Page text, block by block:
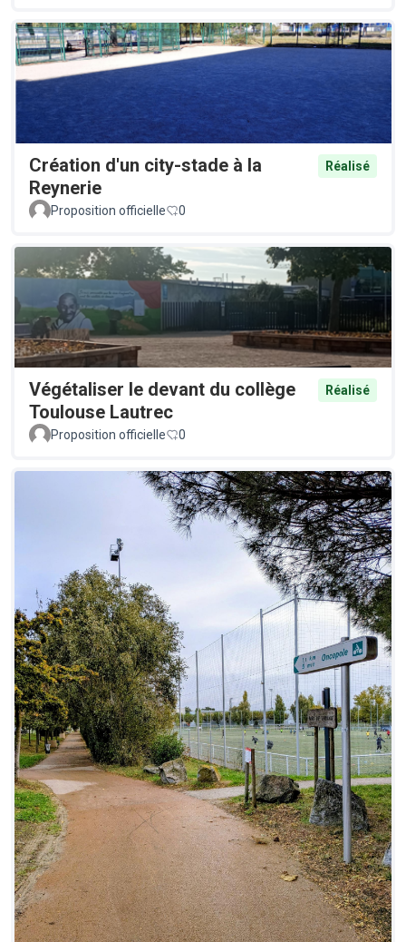
Création d'un city-stade à la
Reynerie
Réalisé
Proposition officielle 0
Végétaliser le devant du collège
Toulouse Lautrec
Réalisé
Proposition officielle 0